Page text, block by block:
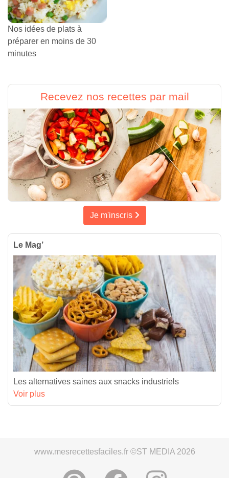
Nos idées de plats à
préparer en moins de 30
minutes
Recevez nos recettes par mail
Je m'inscris
Le Mag’
Les alternatives saines aux snacks industriels
Voir plus
www.mesrecettesfaciles.fr ©ST MEDIA 2026